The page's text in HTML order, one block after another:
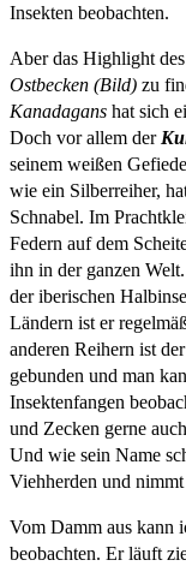
Insekten beobachten.
Aber das Highlight
Ostbecken (Bild) zu
Kanadagans hat sich
Doch vor allem der
seinem weißen
wie ein Silberreiher,
Schnabel. Im
Federn auf dem
ihn in der ganzen
der iberischen
Ländern ist er
anderen Reihern ist
gebunden und man
Insektenfangen
und Zecken gerne
Und wie sein Name
Viehherden und
Vom Damm aus kann
beobachten. Er läuft